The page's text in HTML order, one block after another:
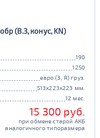
(B.3, конус, KN)
190
1250
евро (3, R) груз.
513x223x223 мм.
12 мес.
15 300 руб.
при обмене старой АКБ
аналогичного типоразмера